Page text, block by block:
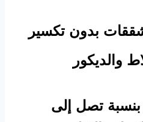
بدون تكسير
والديكور
بنسبة تصل إلى